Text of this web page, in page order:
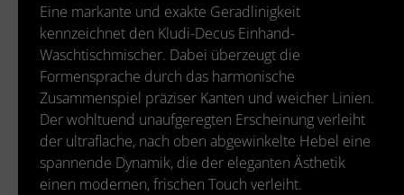
Eine markante und exakte Geradlinigkeit
kennzeichnet den Kludi-Decus Einhand-
Waschtischmischer. Dabei überzeugt die
Formensprache durch das harmonische
Zusammenspiel präziser Kanten und weicher Linien.
Der wohltuend unaufgeregten Erscheinung verleiht
der ultraflache, nach oben abgewinkelte Hebel eine
spannende Dynamik, die der eleganten Ästhetik
einen modernen, frischen Touch verleiht.